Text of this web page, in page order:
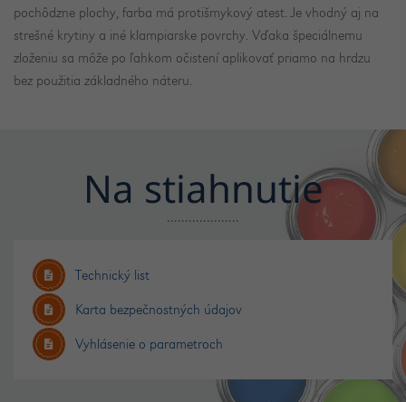
pochôdzne plochy, farba má protišmykový atest. Je vhodný aj na
strešné krytiny a iné klampiarske povrchy. Vďaka špeciálnemu
zloženiu sa môže po ľahkom očistení aplikovať priamo na hrdzu
bez použitia základného náteru.
Na stiahnutie
Technický list
Karta bezpečnostných údajov
Vyhlásenie o parametroch